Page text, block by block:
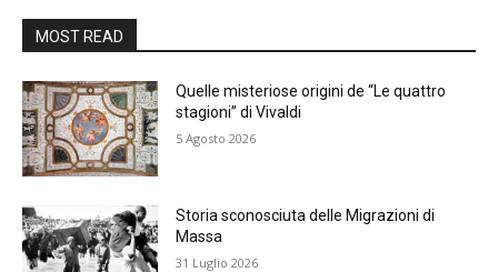
MOST READ
Quelle misteriose origini de “Le quattro
stagioni” di Vivaldi
5 Agosto 2026
Storia sconosciuta delle Migrazioni di
Massa
31 Luglio 2026